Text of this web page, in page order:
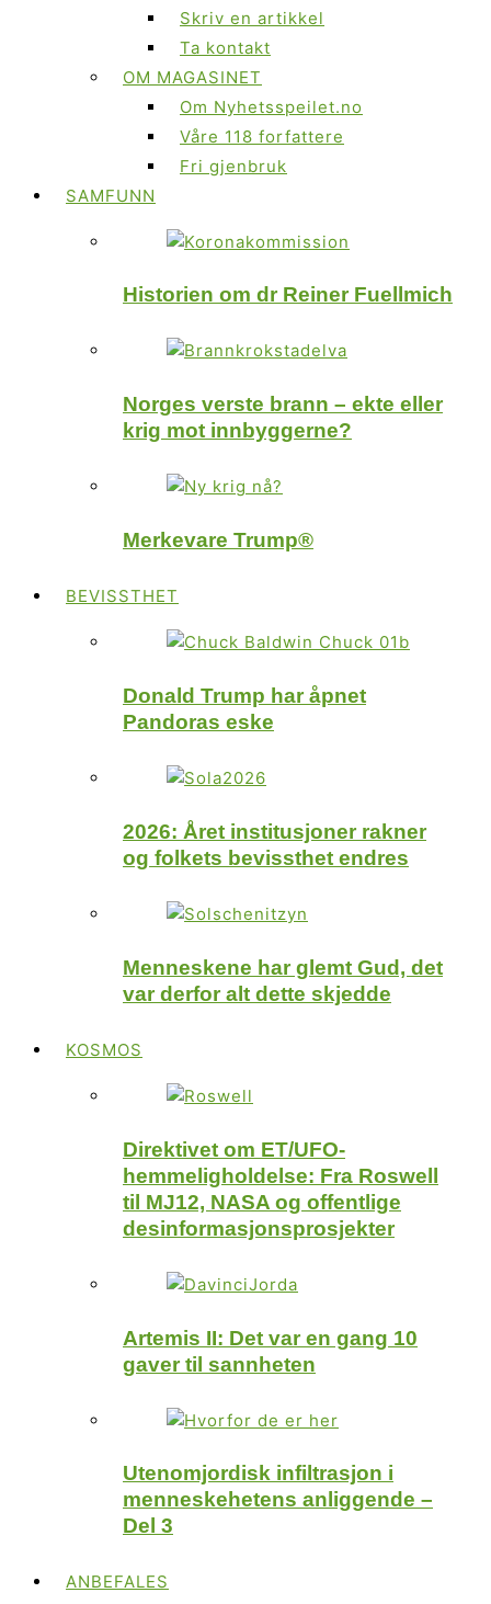
Skriv en artikkel
Ta kontakt
OM MAGASINET
Om Nyhetsspeilet.no
Våre 118 forfattere
Fri gjenbruk
SAMFUNN
Historien om dr Reiner Fuellmich
Norges verste brann – ekte eller
krig mot innbyggerne?
Merkevare Trump®
BEVISSTHET
Donald Trump har åpnet
Pandoras eske
2026: Året institusjoner rakner
og folkets bevissthet endres
Menneskene har glemt Gud, det
var derfor alt dette skjedde
KOSMOS
Direktivet om ET/UFO-
hemmeligholdelse: Fra Roswell
til MJ12, NASA og offentlige
desinformasjonsprosjekter
Artemis II: Det var en gang 10
gaver til sannheten
Utenomjordisk infiltrasjon i
menneskehetens anliggende –
Del 3
ANBEFALES